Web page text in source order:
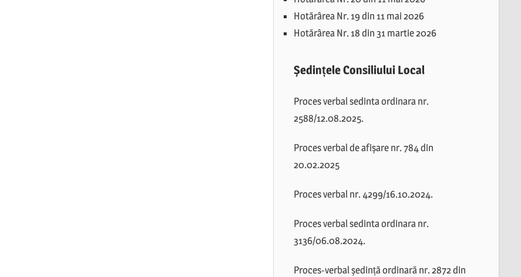
Hotărârea Nr. 19 din 11 mai 2026
Hotărârea Nr. 18 din 31 martie 2026
Ședințele Consiliului Local
Proces verbal sedinta ordinara nr.
2588/12.08.2025.
Proces verbal de afișare nr. 784 din
20.02.2025
Proces verbal nr. 4299/16.10.2024.
Proces verbal sedinta ordinara nr.
3136/06.08.2024.
Proces-verbal ședință ordinară nr. 2872 din